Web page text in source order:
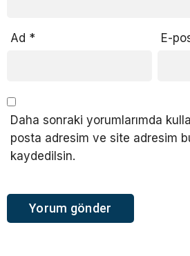
Ad * E-
Daha sonraki yorumlarımda
posta adresim ve site adresim
kaydedilsin.